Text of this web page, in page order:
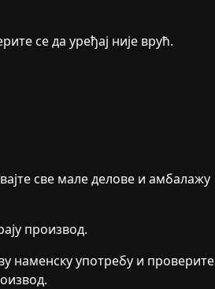
се да уређај није врућ.
све мале делове и амбалажу
производ.
наменску употребу и проверите